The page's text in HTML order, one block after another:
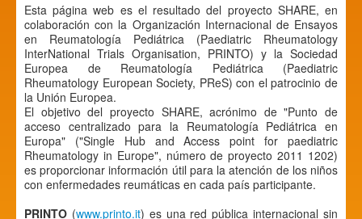
Esta página web es el resultado del proyecto SHARE, en
colaboración con la Organización Internacional de Ensayos
en Reumatología Pediátrica (Paediatric Rheumatology
InterNational Trials Organisation, PRINTO) y la Sociedad
Europea de Reumatología Pediátrica (Paediatric
Rheumatology European Society, PReS) con el patrocinio de
la Unión Europea.
El objetivo del proyecto SHARE, acrónimo de "Punto de
acceso centralizado para la Reumatología Pediátrica en
Europa" ("Single Hub and Access point for paediatric
Rheumatology in Europe", número de proyecto 2011 1202)
es proporcionar información útil para la atención de los niños
con enfermedades reumáticas en cada país participante.
PRINTO (www.printo.it) es una red pública internacional sin